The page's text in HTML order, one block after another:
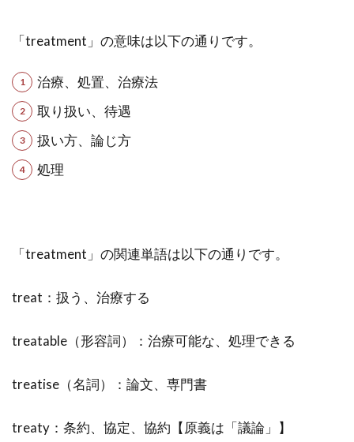
「treatment」の意味は以下の通りです。
治療、処置、治療法
取り扱い、待遇
扱い方、論じ方
処理
「treatment」の関連単語は以下の通りです。
treat：扱う、治療する
treatable（形容詞）：治療可能な、処理できる
treatise（名詞）：論文、専門書
treaty：条約、協定、協約【原義は「議論」】